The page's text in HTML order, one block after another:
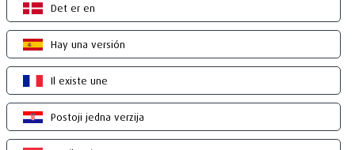
Det er en
Hay una versión
Il existe une
Postoji jedna verzija